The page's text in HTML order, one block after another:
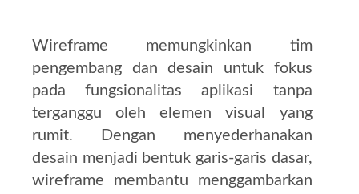
Wireframe memungkinkan tim
pengembang dan desain untuk fokus
pada fungsionalitas aplikasi tanpa
terganggu oleh elemen visual yang
rumit. Dengan menyederhanakan
desain menjadi bentuk garis-garis dasar,
wireframe membantu menggambarkan